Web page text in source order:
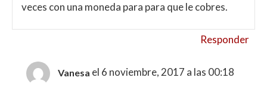
veces con una moneda para para que le cobres.
Responder
Vanesa el 6 noviembre, 2017 a las 00:18